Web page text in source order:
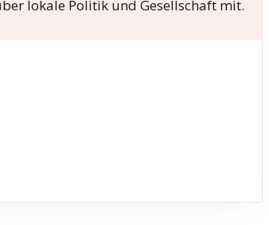
lokale Politik und Gesellschaft mit.